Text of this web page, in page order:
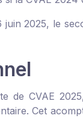
2025, le
de CVAE
Cet